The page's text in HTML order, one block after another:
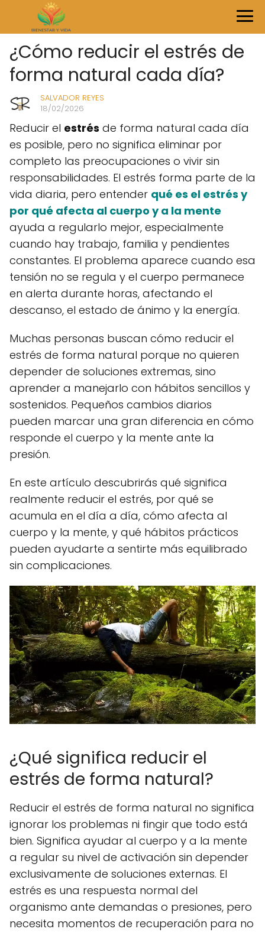
¿Cómo reducir el estrés de
forma natural cada día?
SALVADOR REYES
18/02/2026
Reducir el estrés de forma natural cada día
es posible, pero no significa eliminar por
completo las preocupaciones o vivir sin
responsabilidades. El estrés forma parte de la
vida diaria, pero entender qué es el estrés y
por qué afecta al cuerpo y a la mente
ayuda a regularlo mejor, especialmente
cuando hay trabajo, familia y pendientes
constantes. El problema aparece cuando esa
tensión no se regula y el cuerpo permanece
en alerta durante horas, afectando el
descanso, el estado de ánimo y la energía.
Muchas personas buscan cómo reducir el
estrés de forma natural porque no quieren
depender de soluciones extremas, sino
aprender a manejarlo con hábitos sencillos y
sostenidos. Pequeños cambios diarios
pueden marcar una gran diferencia en cómo
responde el cuerpo y la mente ante la
presión.
En este artículo descubrirás qué significa
realmente reducir el estrés, por qué se
acumula en el día a día, cómo afecta al
cuerpo y la mente, y qué hábitos prácticos
pueden ayudarte a sentirte más equilibrado
sin complicaciones.
¿Qué significa reducir el
estrés de forma natural?
Reducir el estrés de forma natural no significa
ignorar los problemas ni fingir que todo está
bien. Significa ayudar al cuerpo y a la mente
a regular su nivel de activación sin depender
exclusivamente de soluciones externas. El
estrés es una respuesta normal del
organismo ante demandas o presiones, pero
necesita momentos de recuperación para no